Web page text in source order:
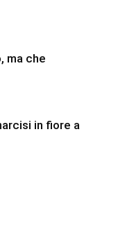
ma che
in fiore a